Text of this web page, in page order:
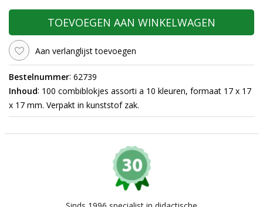
TOEVOEGEN AAN WINKELWAGEN
Aan verlanglijst toevoegen
Bestelnummer: 62739
Inhoud: 100 combiblokjes assorti a 10 kleuren, formaat 17 x 17
x 17 mm. Verpakt in kunststof zak.